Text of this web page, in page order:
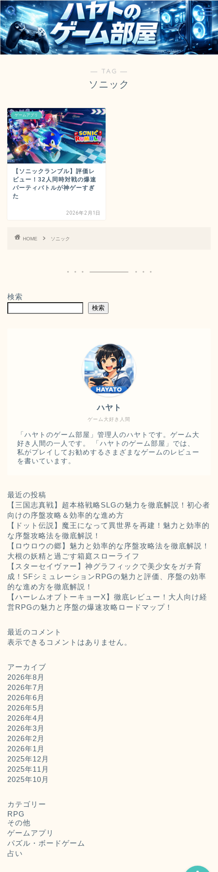
― TAG ―
ソニック
ゲームアプリ
【ソニックランブル】評価レ
ビュー！32人同時対戦の爆速
パーティバトルが神ゲーすぎ
た
2026年2月1日
HOME ソニック
検索
検索
ゲーム大好き人間
ハヤト
「ハヤトのゲーム部屋」管理人のハヤトです。ゲーム大
好き人間の一人です。 「ハヤトのゲーム部屋」では、
私がプレイしてお勧めするさまざまなゲームのレビュー
を書いています。
最近の投稿
【三国志真戦】超本格戦略SLGの魅力を徹底解説！初心者
向けの序盤攻略＆効率的な進め方
【ドット伝説】魔王になって異世界を再建！魅力と効率的
な序盤攻略法を徹底解説！
【ロウロウの郷】魅力と効率的な序盤攻略法を徹底解説！
大根の妖精と過ごす箱庭スローライフ
【スターセイヴァー】神グラフィックで美少女をガチ育
成！SFシミュレーションRPGの魅力と評価、序盤の効率
的な進め方を徹底解説！
【ハーレムオブトーキョーX】徹底レビュー！大人向け経
営RPGの魅力と序盤の爆速攻略ロードマップ！
最近のコメント
表示できるコメントはありません。
アーカイブ
2026年8月
2026年7月
2026年6月
2026年5月
2026年4月
2026年3月
2026年2月
2026年1月
2025年12月
2025年11月
2025年10月
カテゴリー
RPG
その他
ゲームアプリ
パズル・ボードゲーム
占い